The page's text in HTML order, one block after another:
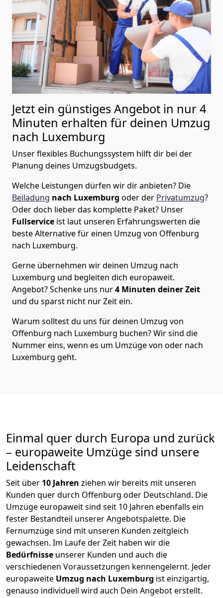
Jetzt ein günstiges Angebot in nur4
Minuten erhalten für deinen Umzug
nach Luxemburg
Unser flexibles Buchungssystem hilft dir bei der
Planung deines Umzugsbudgets.
Welche Leistungen dürfen wir dir anbieten? Die
Beiladung nach Luxemburg oder der Privatumzug?
Oder doch lieber das komplette Paket? Unser
Fullservice ist laut unseren Erfahrungswerten die
beste Alternative für einen Umzug von Offenburg
nach Luxemburg.
Gerne übernehmen wir deinen Umzug nach
Luxemburg und begleiten dich europaweit.
Angebot? Schenke uns nur4 Minuten deiner Zeit
und du sparst nicht nur Zeit ein.
Warum solltest du uns für deinen Umzug von
Offenburg nach Luxemburg buchen? Wir sind die
Nummer eins, wenn es um Umzüge von oder nach
Luxemburg geht.
Einmal quer durch Europa und zurück
– europaweite Umzüge sind unsere
Leidenschaft
Seit über 10 Jahren ziehen wir bereits mit unseren
Kunden quer durch Offenburg oder Deutschland. Die
Umzüge europaweit sind seit 10 Jahren ebenfalls ein
fester Bestandteil unserer Angebotspalette. Die
Fernumzüge sind mit unseren Kunden zeitgleich
gewachsen. Im Laufe der Zeit haben wir die
Bedürfnisse unserer Kunden und auch die
verschiedenen Voraussetzungen kennengelernt. Jeder
europaweite Umzug nach Luxemburg ist einzigartig,
genauso individuell wird auch Dein Angebot erstellt.